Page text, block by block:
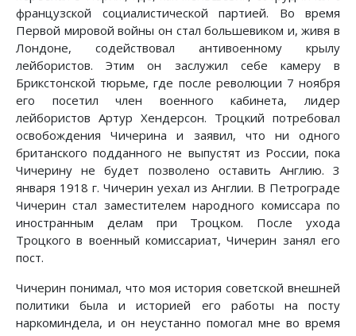
французской социалистической партией. Во время
Первой мировой войны он стал большевиком и, живя в
Лондоне, содействовал антивоенному крылу
лейбористов. Этим он заслужил себе камеру в
Брикстонской тюрьме, где после революции 7 ноября
его посетил член военного кабинета, лидер
лейбористов Артур Хендерсон. Троцкий потребовал
освобождения Чичерина и заявил, что ни одного
британского подданного не выпустят из России, пока
Чичерину не будет позволено оставить Англию. 3
января 1918 г. Чичерин уехал из Англии. В Петрограде
Чичерин стал заместителем народного комиссара по
иностранным делам при Троцком. После ухода
Троцкого в военный комиссариат, Чичерин занял его
пост.
Чичерин понимал, что моя история советской внешней
политики была и историей его работы на посту
наркоминдела, и он неустанно помогал мне во время